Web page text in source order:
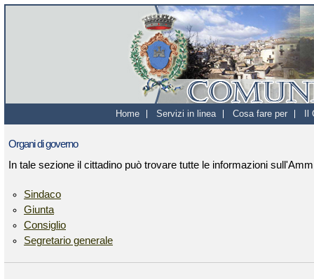
Home Servizi in linea Cosa fare per
Organi di governo
In tale sezione il cittadino può trovare tutte le informazioni
Sindaco
Giunta
Consiglio
Segretario generale